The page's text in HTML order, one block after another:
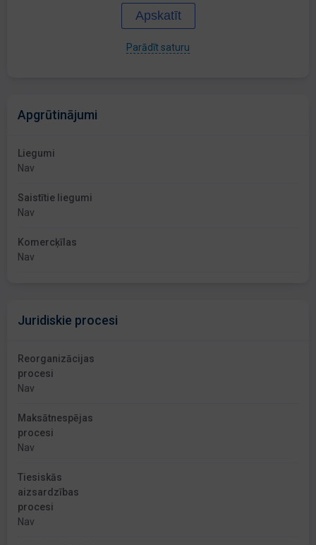
Apskatīt
Parādīt saturu
Apgrūtinājumi
Liegumi
Nav
Saistītie liegumi
Nav
Komercķīlas
Nav
Juridiskie procesi
Reorganizācijas
procesi
Nav
Maksātnespējas
procesi
Nav
Tiesiskās
aizsardzības
procesi
Nav